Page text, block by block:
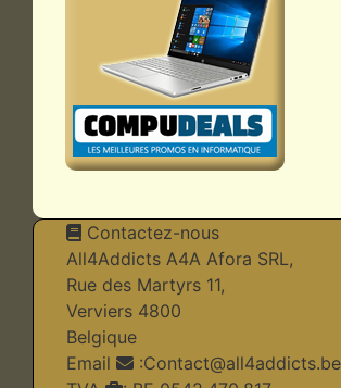
Contactez-nous
All4Addicts A4A Afora SRL,
Rue des Martyrs 11,
Verviers 4800
Belgique
Email
:Contact@all4addicts.be